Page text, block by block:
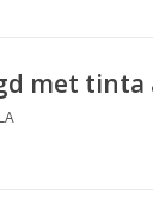
met tinta